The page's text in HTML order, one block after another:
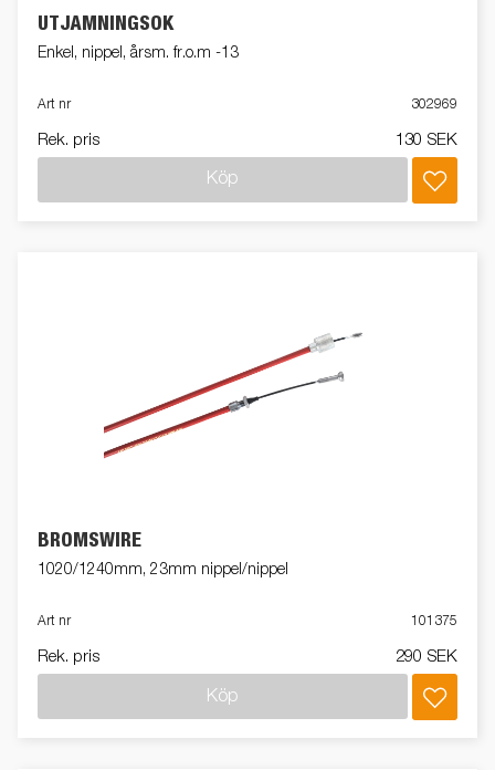
UTJÄMNINGSOK
Enkel, nippel, årsm. fr.o.m -13
Art nr 302969
Rek. pris 130 SEK
Köp
BROMSWIRE
1020/1240mm, 23mm nippel/nippel
Art nr 101375
Rek. pris 290 SEK
Köp